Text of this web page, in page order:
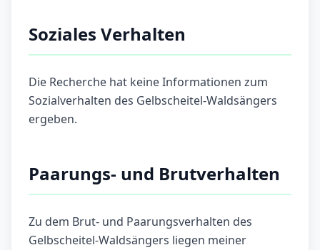
Soziales Verhalten
Die Recherche hat keine Informationen zum
Sozialverhalten des Gelbscheitel-Waldsängers
ergeben.
Paarungs- und Brutverhalten
Zu dem Brut- und Paarungsverhalten des
Gelbscheitel-Waldsängers liegen meiner